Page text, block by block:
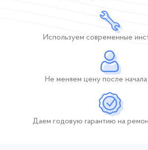
Используем современные
Не меняем цену после
Даем годовую гарантию на